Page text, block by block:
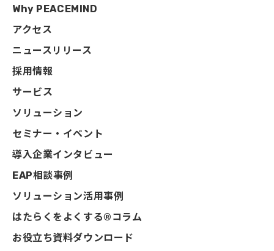
Why PEACEMIND
アクセス
ニュースリリース
採用情報
サービス
ソリューション
セミナー・イベント
導入企業インタビュー
EAP相談事例
ソリューション活用事例
はたらくをよくする®コラム
お役立ち資料ダウンロード